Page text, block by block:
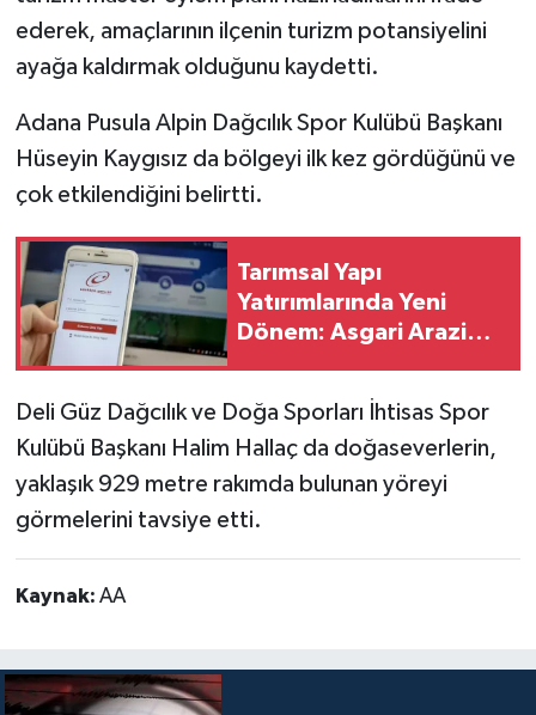
ederek, amaçlarının ilçenin turizm potansiyelini
ayağa kaldırmak olduğunu kaydetti.
Adana Pusula Alpin Dağcılık Spor Kulübü Başkanı
Hüseyin Kaygısız da bölgeyi ilk kez gördüğünü ve
çok etkilendiğini belirtti.
Tarımsal Yapı
Yatırımlarında Yeni
Dönem: Asgari Arazi
Deli Güz Dağcılık ve Doğa Sporları İhtisas Spor
Kulübü Başkanı Halim Hallaç da doğaseverlerin,
yaklaşık 929 metre rakımda bulunan yöreyi
görmelerini tavsiye etti.
Kaynak: AA